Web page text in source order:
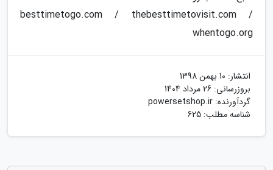
besttimetogo.com / thebesttimetovisit.com /
whentogo.org
انتشار: 10 بهمن 1398
بروزرسانی: 26 مرداد 1404
گردآورنده: powersetshop.ir
شناسه مطلب: 625